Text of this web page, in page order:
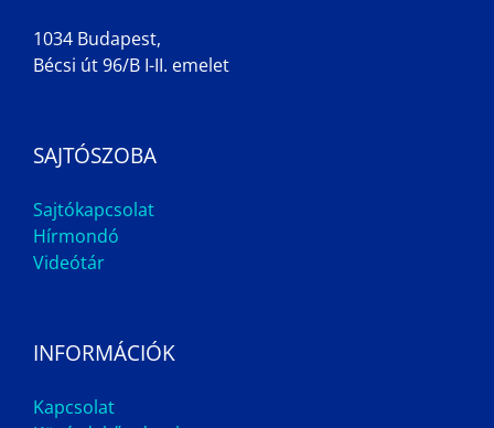
1034 Budapest,
Bécsi út 96/B I-II. emelet
SAJTÓSZOBA
Sajtókapcsolat
Hírmondó
Videótár
INFORMÁCIÓK
Kapcsolat